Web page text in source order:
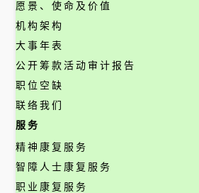
愿景、使命及价值
机构架构
大事年表
公开筹款活动审计报告
职位空缺
联络我们
服务
精神康复服务
智障人士康复服务
职业康复服务